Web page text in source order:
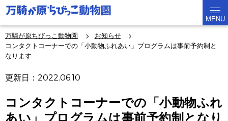
MENU
万騎が原ちびっこ動物園
お知らせ
コンタクトコーナーでの「小動物ふれあい」プログラムは事前予約制と
なります
更新日：2022.06.10
コンタクトコーナーでの「小動物ふれ
あい」プログラムは事前予約制となり